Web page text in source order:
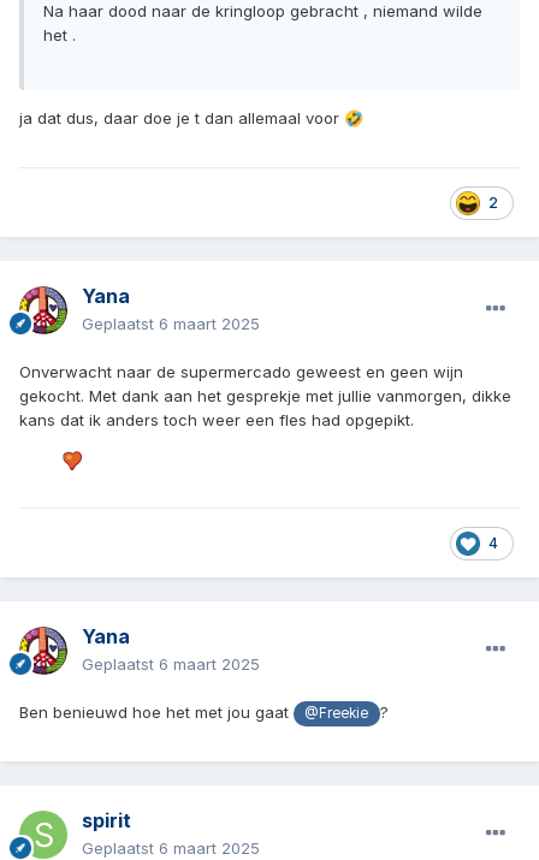
Na haar dood naar de kringloop gebracht , niemand wilde
het .
ja dat dus, daar doe je t dan allemaal voor 🤣
2
Yana
Geplaatst 6 maart 2025
Onverwacht naar de supermercado geweest en geen wijn
gekocht. Met dank aan het gesprekje met jullie vanmorgen, dikke
kans dat ik anders toch weer een fles had opgepikt.
4
Yana
Geplaatst 6 maart 2025
Ben benieuwd hoe het met jou gaat @Freekie ?
spirit
Geplaatst 6 maart 2025